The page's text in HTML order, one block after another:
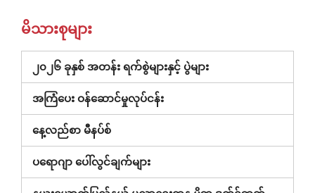
မိသားစုများ
၂၀၂၆ ခုနှစ် အတန်း ရက်စွဲများနှင့် ပွဲများ
အကြံပေး ဝန်ဆောင်မှုလုပ်ငန်း
နေ့လည်စာ မီနပ်စ်
ပရောဂျာ ပေါ်လွင်ချက်များ